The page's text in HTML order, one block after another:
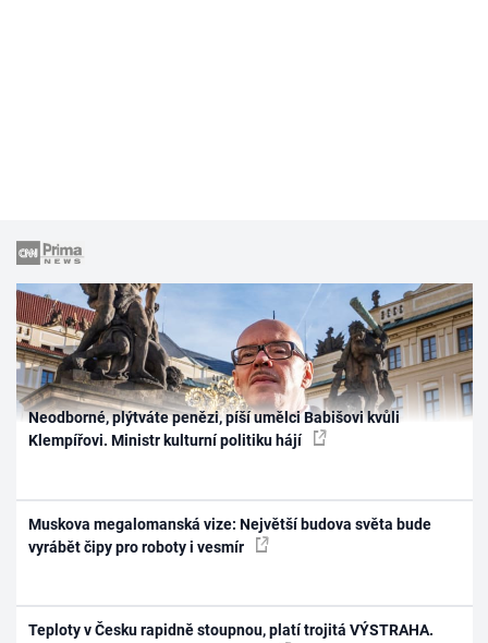
Neodborné, plýtváte penězi, píší umělci Babišovi kvůli
Klempířovi. Ministr kulturní politiku hájí
Muskova megalomanská vize: Největší budova světa bude
vyrábět čipy pro roboty i vesmír
Teploty v Česku rapidně stoupnou, platí trojitá VÝSTRAHA.